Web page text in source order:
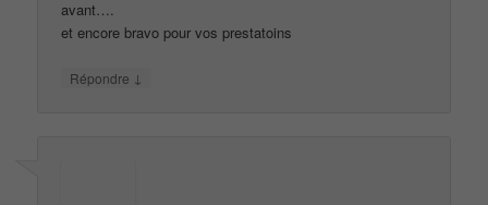
avant….
et encore bravo pour vos prestatoins
Répondre ↓